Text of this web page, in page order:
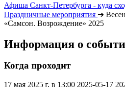
Афиша Санкт-Петербурга - куда
Праздничные мероприятия ➔
«Самсон. Возрождение» 2025
Информация о
Когда проходит
17 мая 2025 г. в 13:00 2025-05-17